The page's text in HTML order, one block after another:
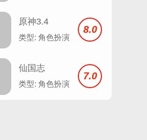
原神3.4
类型: 角色扮演
8.0
仙国志
类型: 角色扮演
7.0